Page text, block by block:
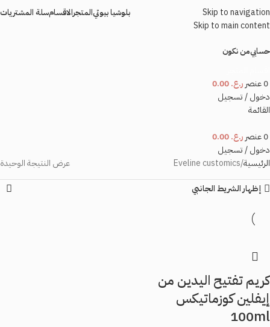
Skip to navigation
Skip to main content
بلوشيا بيوتيالمتجرالاقسامسلة المشتريات
حسابيمن نكون
0عنصر ر.ع.
دخول / تسجيل
القائمة
0عنصر ر.ع.
دخول / تسجيل
الرئيسية Eveline customics
عرض النتيجة الوحيدة
إظهار الشريط الجانبي
كريم تفتيح اليدين من
إيفلين كوزماتيكس
100ml